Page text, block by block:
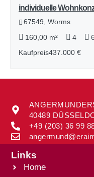
individuelle
67549, Worms
160,00 m²
4 6
Kaufpreis437.000 €
40489
+49 (203) 36 99
Links
Home